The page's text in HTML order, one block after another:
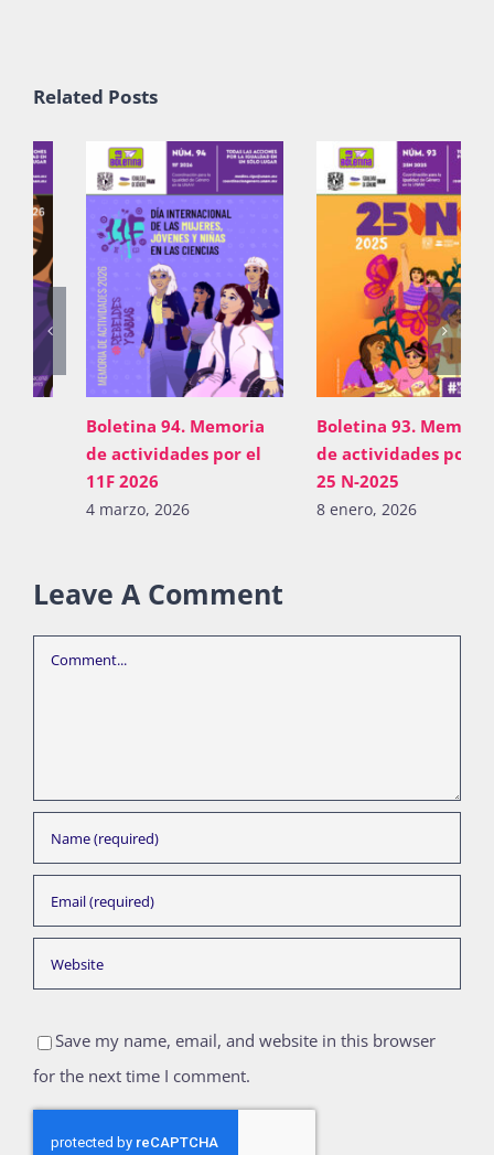
Related Posts
Boletina 94. Memoria
de actividades por el
11F 2026
4 marzo, 2026
Boletina 93. Memoria
de actividades por el
25 N-2025
8 enero, 2026
Leave A Comment
Comment
Save my name, email, and website in this browser
for the next time I comment.